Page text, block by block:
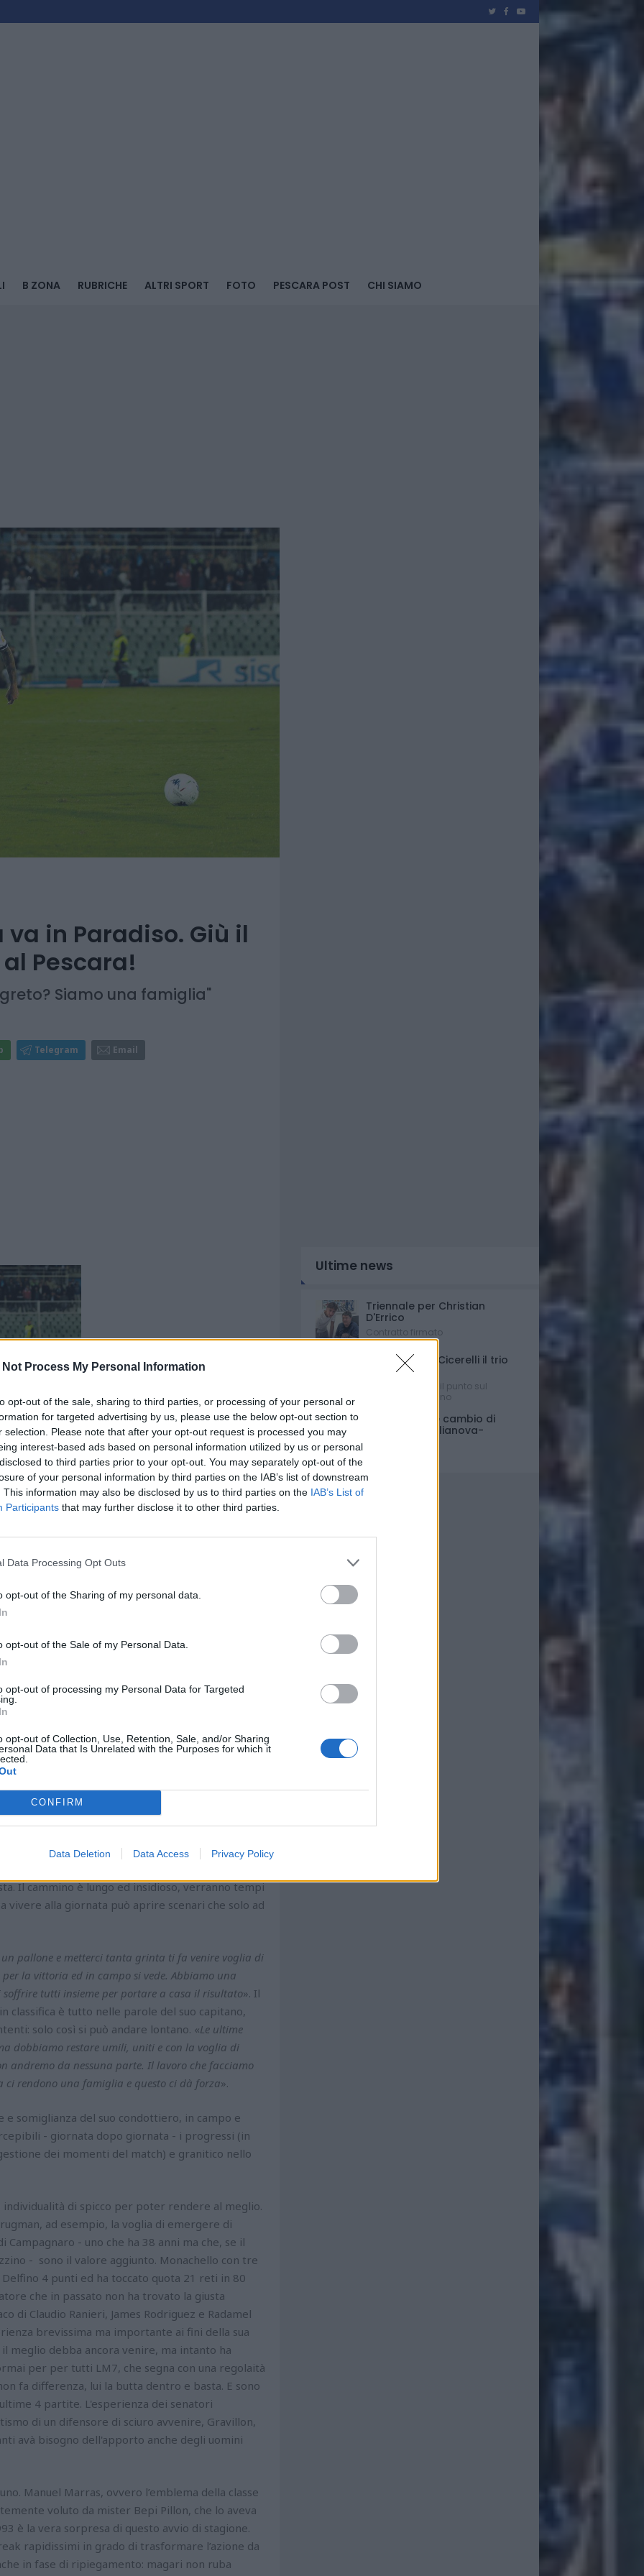
Not Process My Personal Information
opt-out of the sale, sharing to third parties, or processing of your personal or
for targeted advertising by us, please use the below opt-out section to
selection. Please note that after your opt-out request is processed you may
interest-based ads based on personal information utilized by us or personal
to third parties prior to your opt-out. You may separately opt-out of the
of your personal information by third parties on the IAB’s list of downstream
This information may also be disclosed by us to third parties on the IAB’s List of
Participants that may further disclose it to other third parties.
Data Processing Opt Outs
opt-out of the Sharing of my personal data.
opt-out of the Sale of my Personal Data.
opt-out of processing my Personal Data for Targeted
opt-out of Collection, Use, Retention, Sale, and/or Sharing
Data that Is Unrelated with the Purposes for which it
CONFIRM
Data Deletion Data Access Privacy Policy
B ZONA RUBRICHE ALTRI SPORT FOTO PESCARA POST CHI SIAMO
in Paradiso. Giù il
Pescara!
Siamo una famiglia"
Telegram Email
anche quelli in cui qualcuno inizia a
». Scriveva così via social Vincenzo Fiorillo, ben
proprio lui, il primo a credere in questo Pescara
Ha rifiutato la montagna di soldi del Quarabag
al Delfino, dopo esser diventato il portiere
gli obiettivi sono ancora lontani, ma
bello. Perchè Pescara ha bisogno di
non è una chimera - e quel pizzico di sana
il ricordo delle ultime due stagioni.
e con 0 sconfitte sul groppone: non può essere
ma una splendida realtà. E' ancora troppo presto
premesse della stagione è già un successo
Il cammino è lungo ed insidioso, verranno tempi
vivere alla giornata può aprire scenari che solo ad
pallone e metterci tanta grinta ti fa venire voglia di
la vittoria ed in campo si vede. Abbiamo una
tutti insieme per portare a casa il risultato». Il
classifica è tutto nelle parole del suo capitano,
solo così si può andare lontano. «Le ultime
dobbiamo restare umili, uniti e con la voglia di
da nessuna parte. Il lavoro che facciamo
rendono una famiglia e questo ci dà forza».
e somiglianza del suo condottiero, in campo e
- giornata dopo giornata - i progressi (in
dei momenti del match) e granitico nello
di spicco per poter rendere al meglio.
ad esempio, la voglia di emergere di
- uno che ha 38 anni ma che, se il
- sono il valore aggiunto. Monachello con tre
4 punti ed ha toccato quota 21 reti in 80
che in passato non ha trovato la giusta
di Claudio Ranieri, James Rodriguez e Radamel
brevissima ma importante ai fini della sua
meglio debba ancora venire, ma intanto ha
per per tutti LM7, che segna con una regolaità
fa differenza, lui la butta dentro e basta. E sono
4 partite. L'esperienza dei senatori
di un difensore di sciuro avvenire, Gravillon,
avà bisogno dell'apporto anche degli uomini
Manuel Marras, ovvero l’emblema della classe
voluto da mister Bepi Pillon, che lo aveva
è la vera sorpresa di questo avvio di stagione.
rapidissimi in grado di trasformare l’azione da
in fase di ripiegamento: magari non ruba
Ultime news
Triennale per Christian
D'Errico
Contratto firmato
Russo-Parigi-Cicerelli il trio
per Buscè?
Ipotesi e rumors: il punto sul
mercato del Delfino
Porte chiuse e cambio di
orario per Giulianova-